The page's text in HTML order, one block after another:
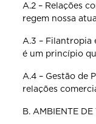
A.2 – Relações
regem nossa
A.3 – Filantropia
é um princípio
A.4 – Gestão de
relações
B. AMBIENTE